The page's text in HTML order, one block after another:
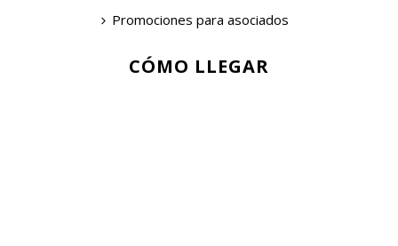
Promociones para asociados
CÓMO LLEGAR